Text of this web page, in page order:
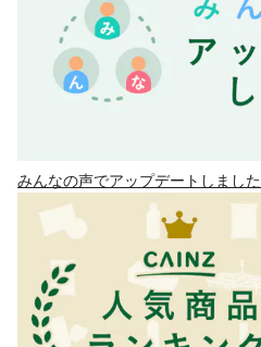
みんなの声でアップデートしました